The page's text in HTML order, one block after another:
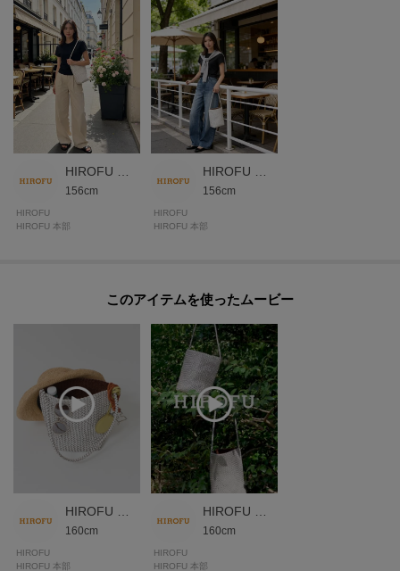
水牛
【シリーズについて】
ロープ状にした革を、職人の手で一つずつ編み上げた メッシュバッグシリー
ズ〈ブレッツァ〉。
強度がある「バッファローレザー」を使用することで、使い込むほどに革が
馴染み、経年変化をお愉しみいただけます。
※細いテープ状の革が編み込まれたバッグの為、表面に凹凸があり、摩擦の
汗の付着、手指用消毒剤やハンドクリーム、アルコールを含む化粧品等が付
【気になるアイテムは『お気に入り登録』がおすすめです】
オンラインサイトの各アイテムにある「ハートマーク」をクリックして簡単
に追加できます！
お気に入りアイテムが、在庫残りわずか・再入荷などキャンペーン対象にな
った場合にお知らせいたします。
入れについての表示がございますのでよくお読みください。
※照明の関係により、実際よりも色味が違って見える場合があります。ま
156cm
HIROFU
HIROFU 本部
156cm
HIROFU
HIROFU 本部
このアイテムを使ったムービー
160cm
HIROFU
HIROFU 本部
160cm
HIROFU
HIROFU 本部